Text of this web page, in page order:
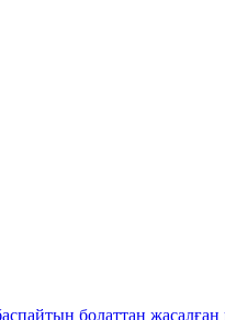
болаттан